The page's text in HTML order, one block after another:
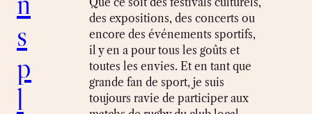
s
p
l
des expositions, des concerts ou
encore des événements sportifs,
il y en a pour tous les goûts et
toutes les envies. Et en tant que
grande fan de sport, je suis
toujours ravie de participer aux